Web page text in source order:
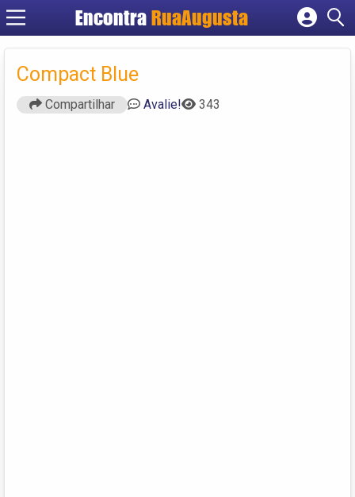
Encontra RuaAugusta
Cadastrar empresa
Compact Blue
Compartilhar Avalie! 343